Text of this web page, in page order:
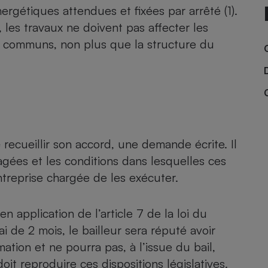
attendues et fixées par arrêté (1).
travaux ne doivent pas affecter les
non plus que la structure du
son accord, une demande écrite. Il
et les conditions dans lesquelles ces
chargée de les exécuter.
application de l’article 7 de la loi du
de 2 mois, le bailleur sera réputé avoir
et ne pourra pas, à l’issue du bail,
reproduire ces dispositions législatives.
Appareil photo
numérique
Électricité - Gaz